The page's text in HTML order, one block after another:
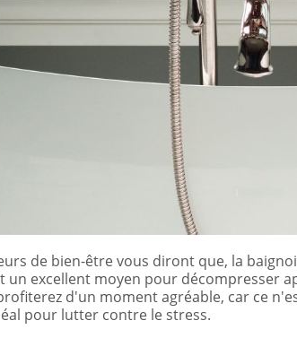
de bien-être vous diront que, la
un excellent moyen pour décompresser
d'un moment agréable, car ce
pour lutter contre le stress.